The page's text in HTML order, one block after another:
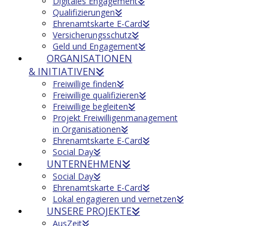
Qualifizierungen
Ehrenamtskarte E-Card
Versicherungsschutz
Geld und Engagement
ORGANISATIONEN
& INITIATIVEN
Freiwillige finden
Freiwillige qualifizieren
Freiwillige begleiten
Projekt Freiwilligenmanagement
in Organisationen
Ehrenamtskarte E-Card
Social Day
UNTERNEHMEN
Social Day
Ehrenamtskarte E-Card
Lokal engagieren und vernetzen
UNSERE PROJEKTE
AusZeit